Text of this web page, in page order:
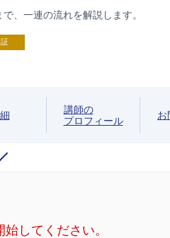
、一連の流れを解説します。
講師の
プロフィール
お
してください。